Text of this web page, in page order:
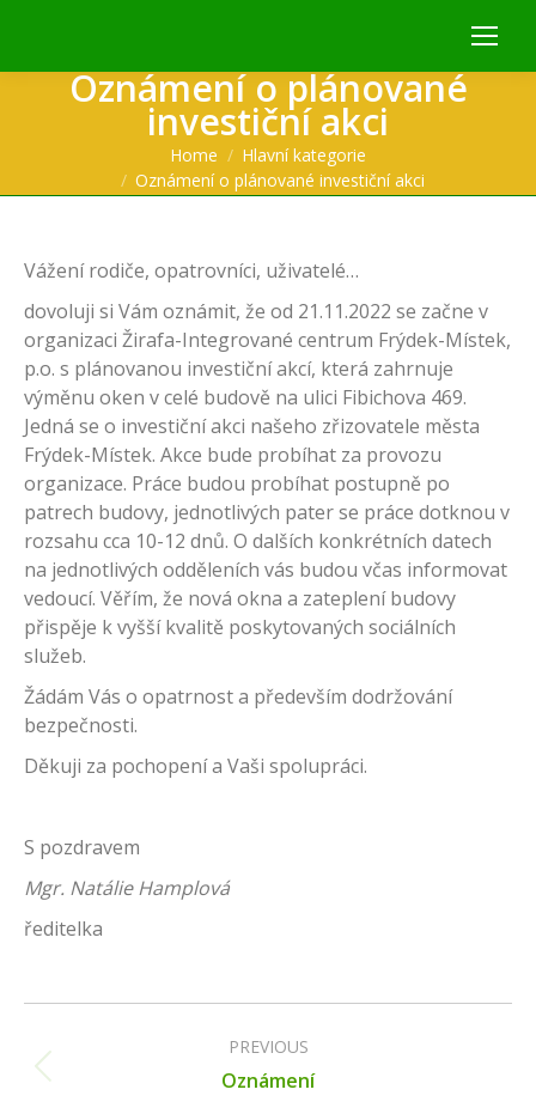
Oznámení o plánované
investiční akci
Home
Hlavní kategorie
Oznámení o plánované investiční akci
Vážení rodiče, opatrovníci, uživatelé…
dovoluji si Vám oznámit, že od 21.11.2022 se začne v
organizaci Žirafa-Integrované centrum Frýdek-Místek,
p.o. s plánovanou investiční akcí, která zahrnuje
výměnu oken v celé budově na ulici Fibichova 469.
Jedná se o investiční akci našeho zřizovatele města
Frýdek-Místek. Akce bude probíhat za provozu
organizace. Práce budou probíhat postupně po
patrech budovy, jednotlivých pater se práce dotknou v
rozsahu cca 10-12 dnů. O dalších konkrétních datech
na jednotlivých odděleních vás budou včas informovat
vedoucí. Věřím, že nová okna a zateplení budovy
přispěje k vyšší kvalitě poskytovaných sociálních
služeb.
Žádám Vás o opatrnost a především dodržování
bezpečnosti.
Děkuji za pochopení a Vaši spolupráci.
S pozdravem
Mgr. Natálie Hamplová
ředitelka
navigation
PREVIOUS
Previous
Oznámení